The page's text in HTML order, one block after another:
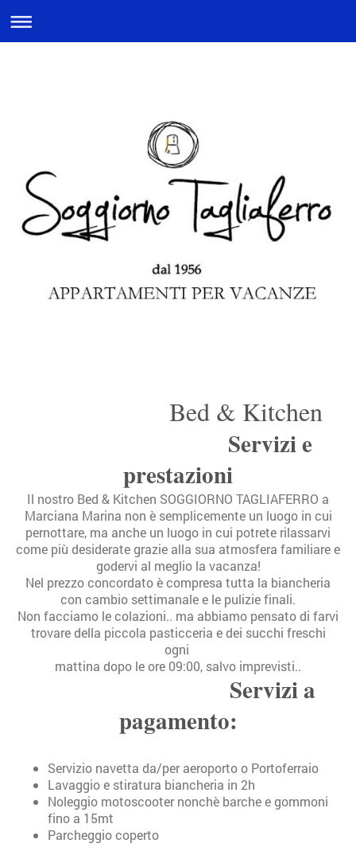
Bed & Kitchen
Servizi e
prestazioni
Il nostro Bed & Kitchen SOGGIORNO TAGLIAFERRO a
Marciana Marina non è semplicemente un luogo in cui
pernottare, ma anche un luogo in cui potrete rilassarvi
come più desiderate grazie alla sua atmosfera familiare e
godervi al meglio la vacanza!
Nel prezzo concordato è compresa tutta la biancheria
con cambio settimanale e le pulizie finali.
Non facciamo le colazioni.. ma abbiamo pensato di farvi
trovare della piccola pasticceria e dei succhi freschi
ogni
mattina dopo le ore 09:00, salvo imprevisti..
Servizi a
pagamento:
Servizio navetta da/per aeroporto o Portoferraio
Lavaggio e stiratura biancheria in 2h
Noleggio motoscooter nonchè barche e gommoni
fino a 15mt
Parcheggio coperto